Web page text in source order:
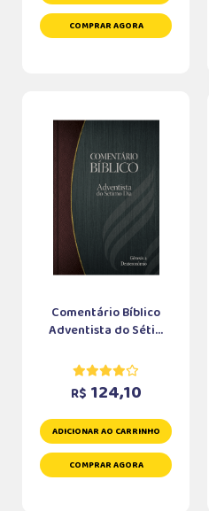
COMPRAR AGORA
Comentário Bíblico
Adventista do Séti...
R$ 124,10
ADICIONAR AO CARRINHO
COMPRAR AGORA